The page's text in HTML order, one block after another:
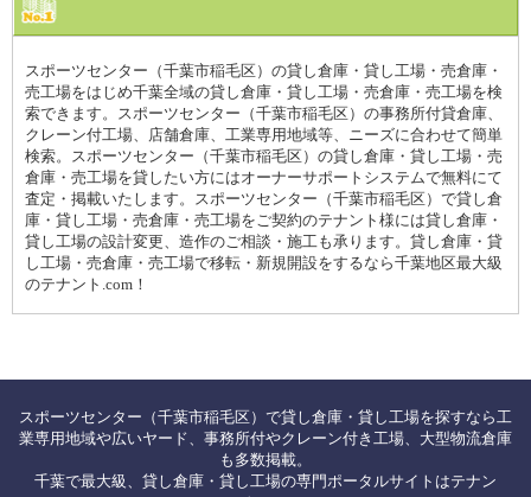
スポーツセンター（千葉市稲毛区）の貸し倉庫・貸し工場・売倉庫・
売工場をはじめ千葉全域の貸し倉庫・貸し工場・売倉庫・売工場を検
索できます。スポーツセンター（千葉市稲毛区）の事務所付貸倉庫、
クレーン付工場、店舗倉庫、工業専用地域等、ニーズに合わせて簡単
検索。スポーツセンター（千葉市稲毛区）の貸し倉庫・貸し工場・売
倉庫・売工場を貸したい方にはオーナーサポートシステムで無料にて
査定・掲載いたします。スポーツセンター（千葉市稲毛区）で貸し倉
庫・貸し工場・売倉庫・売工場をご契約のテナント様には貸し倉庫・
貸し工場の設計変更、造作のご相談・施工も承ります。貸し倉庫・貸
し工場・売倉庫・売工場で移転・新規開設をするなら千葉地区最大級
のテナント.com！
スポーツセンター（千葉市稲毛区）で貸し倉庫・貸し工場を探すなら工
業専用地域や広いヤード、事務所付やクレーン付き工場、大型物流倉庫
も多数掲載。
千葉で最大級、貸し倉庫・貸し工場の専門ポータルサイトはテナン